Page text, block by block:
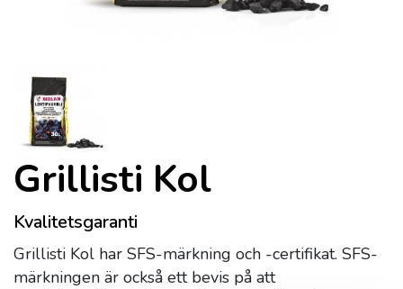
Grillisti Kol
Kvalitetsgaranti
Grillisti Kol har SFS-märkning och -certifikat. SFS-
märkningen är också ett bevis på att